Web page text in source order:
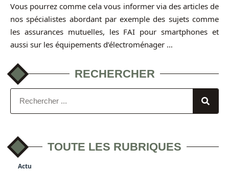
Vous pourrez comme cela vous informer via des articles de
nos spécialistes abordant par exemple des sujets comme
les assurances mutuelles, les FAI pour smartphones et
aussi sur les équipements d’électroménager …
RECHERCHER
TOUTE LES RUBRIQUES
Actu